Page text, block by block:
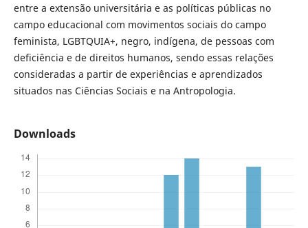
entre a extensão universitária e as políticas públicas no
campo educacional com movimentos sociais do campo
feminista, LGBTQUIA+, negro, indígena, de pessoas com
deficiência e de direitos humanos, sendo essas relações
consideradas a partir de experiências e aprendizados
situados nas Ciências Sociais e na Antropologia.
Downloads